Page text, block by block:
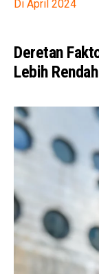
Di April 2024
Deretan
Lebih